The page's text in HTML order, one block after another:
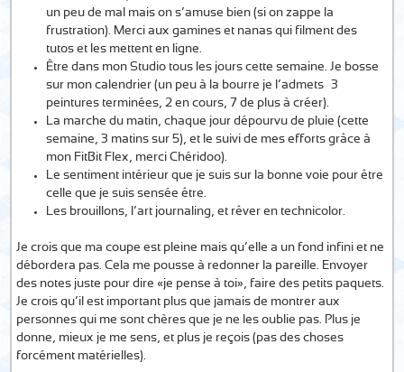
un peu de mal mais on s’amuse bien (si on zappe la
frustration). Merci aux gamines et nanas qui filment des
tutos et les mettent en ligne.
Être dans mon Studio tous les jours cette semaine. Je bosse
sur mon calendrier (un peu à la bourre je l’admets… 3
peintures terminées, 2 en cours, 7 de plus à créer).
La marche du matin, chaque jour dépourvu de pluie (cette
semaine, 3 matins sur 5), et le suivi de mes efforts grâce à
mon FitBit Flex, merci Chéridoo).
Le sentiment intérieur que je suis sur la bonne voie pour être
celle que je suis sensée être.
Les brouillons, l’art journaling, et rêver en technicolor.
Je crois que ma coupe est pleine mais qu’elle a un fond infini et ne
débordera pas. Cela me pousse à redonner la pareille. Envoyer
des notes juste pour dire «je pense à toi», faire des petits paquets.
Je crois qu’il est important plus que jamais de montrer aux
personnes qui me sont chères que je ne les oublie pas. Plus je
donne, mieux je me sens, et plus je reçois (pas des choses
forcément matérielles).